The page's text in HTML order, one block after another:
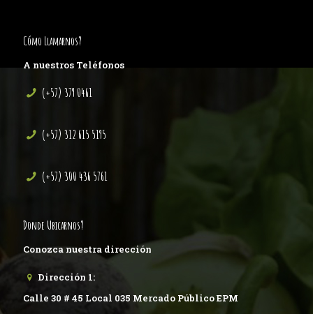
Cómo Llamarnos?
A nuestros Teléfonos
(+57) 379 0461
(+57) 312 615 5195
(+57) 300 436 5761
Donde Ubicarnos?
Conozca nuestra dirección
Dirección 1:
Calle 30 # 45 Local 035 Mercado Público EPM